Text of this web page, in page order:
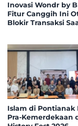
Inovasi Wondr by
Fitur Canggih Ini
Blokir Transaksi
Islam di Pontianak
Pra-Kemerdekaan